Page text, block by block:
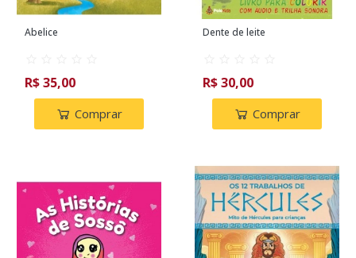
Abelice
R$ 35,00
Comprar
Dente de leite
R$ 30,00
Comprar